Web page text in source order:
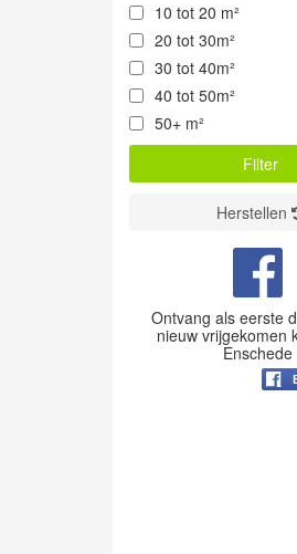
10 tot 20 m²
20 tot 30m²
30 tot 40m²
40 tot 50m²
50+ m²
Herstellen
Ontvang als eerste
nieuw vrijgekomen
Enschede